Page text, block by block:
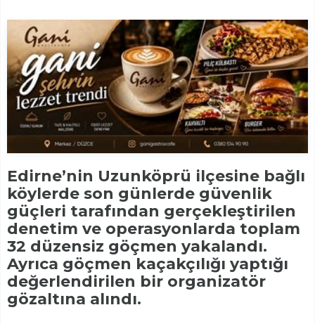
Edirne’nin Uzunköprü ilçesine bağlı
köylerde son günlerde güvenlik
güçleri tarafından gerçekleştirilen
denetim ve operasyonlarda toplam
32 düzensiz göçmen yakalandı.
Ayrıca göçmen kaçakçılığı yaptığı
değerlendirilen bir organizatör
gözaltına alındı.